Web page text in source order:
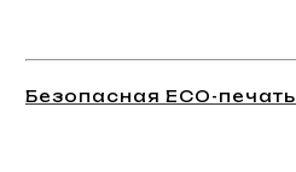
Безопасная ECO-печать